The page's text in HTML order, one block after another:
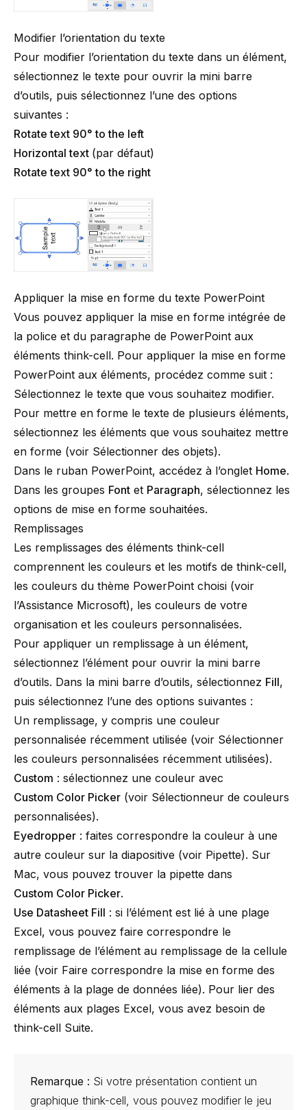
Modifier l’orientation du texte
Pour modifier l’orientation du texte dans un élément,
sélectionnez le texte pour ouvrir la mini barre
d’outils, puis sélectionnez l’une des options
suivantes :
Rotate text 90° to the left
Horizontal text (par défaut)
Rotate text 90° to the right
Appliquer la mise en forme du texte PowerPoint
Vous pouvez appliquer la mise en forme intégrée de
la police et du paragraphe de PowerPoint aux
éléments think-cell. Pour appliquer la mise en forme
PowerPoint aux éléments, procédez comme suit :
Sélectionnez le texte que vous souhaitez modifier.
Pour mettre en forme le texte de plusieurs éléments,
sélectionnez les éléments que vous souhaitez mettre
en forme (voir Sélectionner des objets).
Dans le ruban PowerPoint, accédez à l’onglet Home.
Dans les groupes Font et Paragraph, sélectionnez les
options de mise en forme souhaitées.
Remplissages
Les remplissages des éléments think-cell
comprennent les couleurs et les motifs de think-cell,
les couleurs du thème PowerPoint choisi (voir
l’Assistance Microsoft), les couleurs de votre
organisation et les couleurs personnalisées.
Pour appliquer un remplissage à un élément,
sélectionnez l’élément pour ouvrir la mini barre
d’outils. Dans la mini barre d’outils, sélectionnez Fill,
puis sélectionnez l’une des options suivantes :
Un remplissage, y compris une couleur
personnalisée récemment utilisée (voir Sélectionner
les couleurs personnalisées récemment utilisées).
Custom : sélectionnez une couleur avec
Custom Color Picker (voir Sélectionneur de couleurs
personnalisées).
Eyedropper : faites correspondre la couleur à une
autre couleur sur la diapositive (voir Pipette). Sur
Mac, vous pouvez trouver la pipette dans
Custom Color Picker.
Use Datasheet Fill : si l’élément est lié à une plage
Excel, vous pouvez faire correspondre le
remplissage de l’élément au remplissage de la cellule
liée (voir Faire correspondre la mise en forme des
éléments à la plage de données liée). Pour lier des
éléments aux plages Excel, vous avez besoin de
think-cell Suite.
Remarque : Si votre présentation contient un
graphique think-cell, vous pouvez modifier le jeu